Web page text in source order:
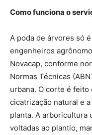
Como funciona o
A poda de árvores só
engenheiros
Novacap, conforme
Normas Técnicas
urbana. O corte é
cicatrização natural e
planta. A arboricultura
voltadas ao plantio,